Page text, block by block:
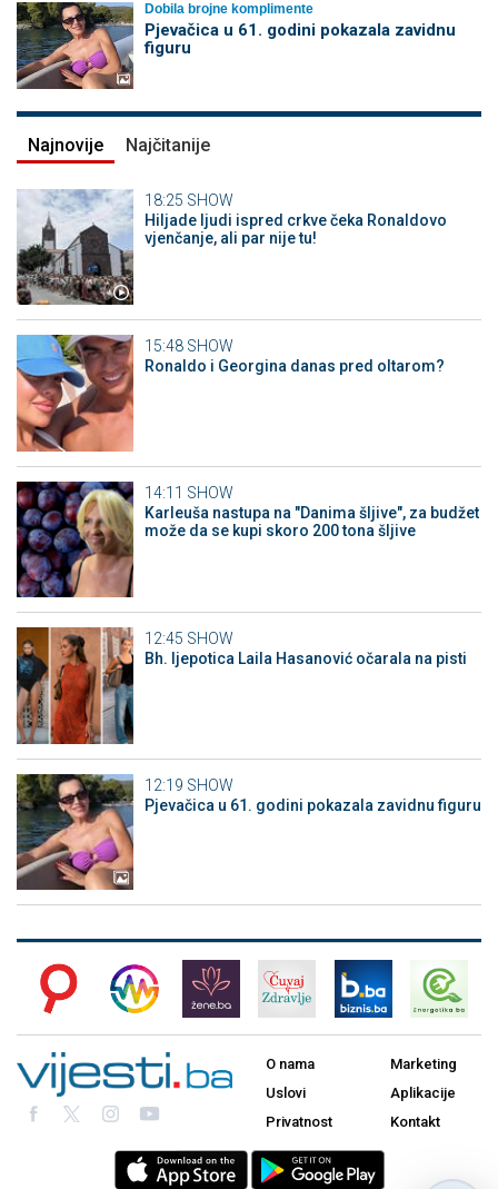
Dobila brojne komplimente
Pjevačica u 61. godini pokazala zavidnu
figuru
Najnovije Najčitanije
18:25 SHOW
Hiljade ljudi ispred crkve čeka Ronaldovo
vjenčanje, ali par nije tu!
15:48 SHOW
Ronaldo i Georgina danas pred oltarom?
14:11 SHOW
Karleuša nastupa na "Danima šljive", za budžet
može da se kupi skoro 200 tona šljive
12:45 SHOW
Bh. ljepotica Laila Hasanović očarala na pisti
12:19 SHOW
Pjevačica u 61. godini pokazala zavidnu figuru
O nama
Uslovi
Privatnost
Marketing
Aplikacije
Kontakt